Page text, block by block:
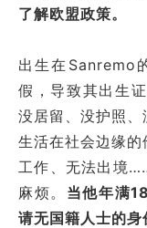
了解欧盟政策。
出生在Sanremo
假，导致其出生
没居留、没护照、
生活在社会边缘
工作、无法出境
麻烦。 当他年满
请无国籍人士的